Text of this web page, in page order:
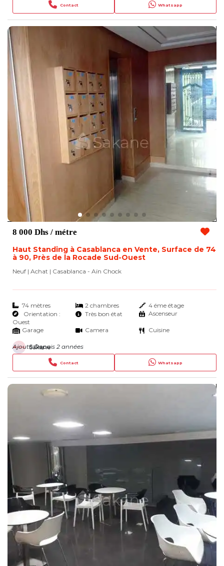
Contact Whatsapp
8 000 Dhs / métre
Haut Standing à Casablanca en Vente, Surface de 74
à 90, Près de la Rocade Sud-Ouest
Neuf | Achat | Casablanca - Aïn Chock
74 mètres 2 chambres
4 éme étage
Orientation :
Ouest
Très bon état Ascenseur
Garage Camera Cuisine
Sakane
Contact Whatsapp
Ajouté Depuis 2 années